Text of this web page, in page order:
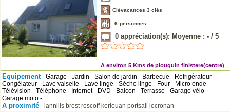
Clévacances 3 clés
6 personnes
0 appréciation(s): Moyenne : - / 5
A environ 5 Kms de plouguin finistere(centre)
Equipement
Garage - Jardin - Salon de jardin - Barbecue - Refrigérateur -
Congélateur - Lave vaiselle - Lave linge - Sèche linge - Four - Micro onde -
Télévision - Téléphone - Internet - DVD - Balcon - Terrasse - Garage vélo -
Garage moto -
A proximité lannilis brestroscoff kerlouan portsall locronan